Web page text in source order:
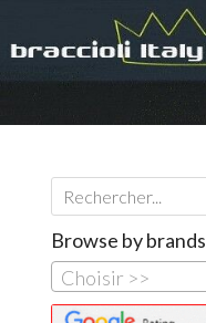
Browse by brands
Choisir >>